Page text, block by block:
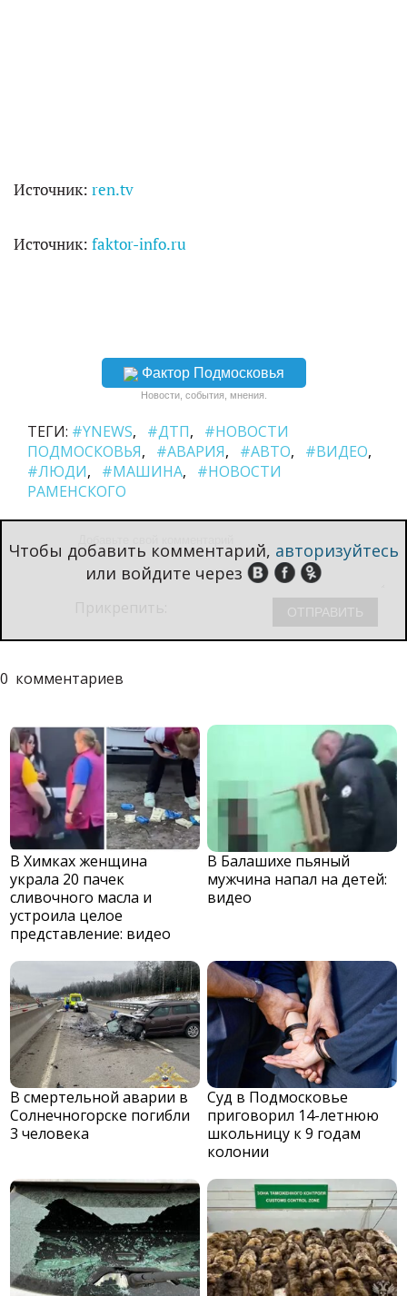
Источник: ren.tv
Источник: faktor-info.ru
Фактор Подмосковья
Новости, события, мнения.
ТЕГИ: #YNEWS #ДТП
#НОВОСТИ
ПОДМОСКОВЬЯ
#АВАРИЯ #АВТО
#ВИДЕО
#ЛЮДИ
#МАШИНА
#НОВОСТИ
РАМЕНСКОГО
Чтобы добавить комментарий, авторизуйтесь
или войдите через
0 комментариев
В Химках женщина
украла 20 пачек
сливочного масла и
устроила целое
представление: видео
В Балашихе пьяный
мужчина напал на детей:
видео
В смертельной аварии в
Солнечногорске погибли
3 человека
Суд в Подмосковье
приговорил 14-летнюю
школьницу к 9 годам
колонии